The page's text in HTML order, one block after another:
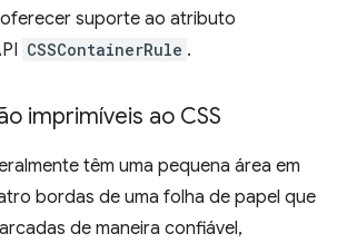
suporte ao atributo
CSSContainerRule .
imprimíveis ao CSS
têm uma pequena área em
bordas de uma folha de papel que
de maneira confiável,